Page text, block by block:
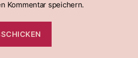
Kommentar speichern.